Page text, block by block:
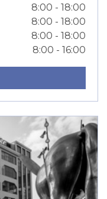
8:00 - 18:00
8:00 - 18:00
8:00 - 18:00
8:00 - 16:00